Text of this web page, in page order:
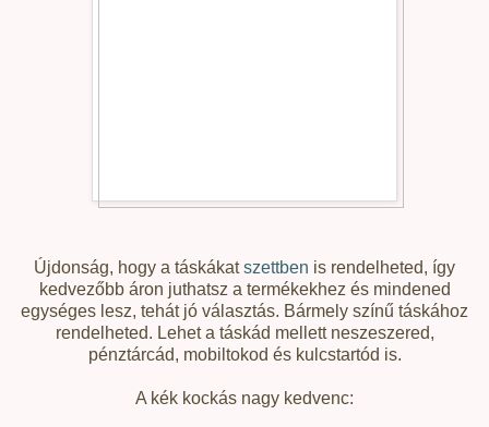
Újdonság, hogy a táskákatszettben is rendelheted, így
kedvezőbb áron juthatsz a termékekhez és mindened
egységes lesz, tehát jó választás. Bármely színű táskához
rendelheted. Lehet a táskád mellett neszeszered,
pénztárcád, mobiltokod és kulcstartód is.
A kék kockás nagy kedvenc: